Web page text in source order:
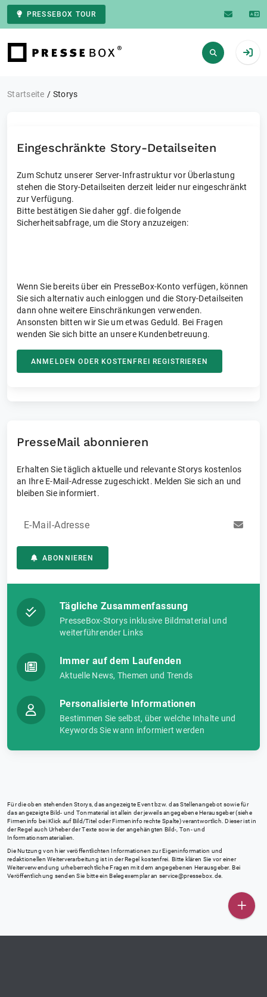
PRESSEBOX TOUR
Zur Startseite
Startseite Storys
Eingeschränkte Story-Detailseiten
Zum Schutz unserer Server-Infrastruktur vor Überlastung
stehen die Story-Detailseiten derzeit leider nur eingeschränkt
zur Verfügung.
Bitte bestätigen Sie daher ggf. die folgende
Sicherheitsabfrage, um die Story anzuzeigen:
Wenn Sie bereits über ein PresseBox-Konto verfügen, können
Sie sich alternativ auch einloggen und die Story-Detailseiten
dann ohne weitere Einschränkungen verwenden.
Ansonsten bitten wir Sie um etwas Geduld. Bei Fragen
wenden Sie sich bitte an unsere Kundenbetreuung.
ANMELDEN ODER KOSTENFREI REGISTRIEREN
PresseMail abonnieren
Erhalten Sie täglich aktuelle und relevante Storys kostenlos
an Ihre E-Mail-Adresse zugeschickt. Melden Sie sich an und
bleiben Sie informiert.
E-Mail-Adresse
ABONNIEREN
Tägliche Zusammenfassung
PresseBox-Storys inklusive Bildmaterial und
weiterführender Links
Immer auf dem Laufenden
Aktuelle News, Themen und Trends
Personalisierte Informationen
Bestimmen Sie selbst, über welche Inhalte und
Keywords Sie wann informiert werden
Für die oben stehenden Storys, das angezeigte Event bzw. das Stellenangebot sowie für
das angezeigte Bild- und Tonmaterial ist allein der jeweils angegebene Herausgeber (siehe
Firmeninfo bei Klick auf Bild/Titel oder Firmeninfo rechte Spalte) verantwortlich. Dieser ist in
der Regel auch Urheber der Texte sowie der angehängten Bild-, Ton- und
Informationsmaterialien.
Die Nutzung von hier veröffentlichten Informationen zur Eigeninformation und
redaktionellen Weiterverarbeitung ist in der Regel kostenfrei. Bitte klären Sie vor einer
Weiterverwendung urheberrechtliche Fragen mit dem angegebenen Herausgeber. Bei
Veröffentlichung senden Sie bitte ein Belegexemplar an service@pressebox.de